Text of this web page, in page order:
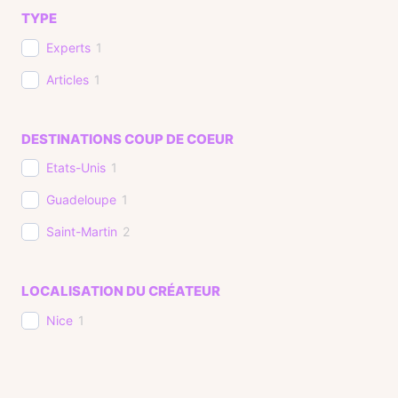
TYPE
Experts 1
Articles 1
DESTINATIONS COUP DE COEUR
Etats-Unis 1
Guadeloupe 1
Saint-Martin 2
LOCALISATION DU CRÉATEUR
Nice 1